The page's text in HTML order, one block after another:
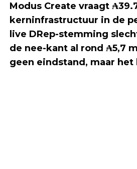
Modus Create vraagt
kerninfrastructuur in de
live DRep-stemming
de nee-kant al rond ₳5,7
geen eindstand, maar